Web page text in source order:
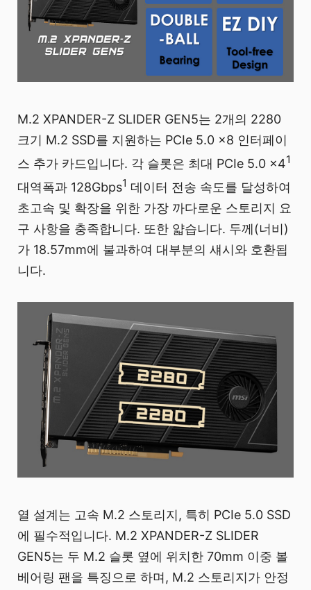
M.2 XPANDER-Z SLIDER GEN5는 2개의 2280
크기 M.2 SSD를 지원하는 PCIe 5.0 x8 인터페이
스 추가 카드입니다. 각 슬롯은 최대 PCIe 5.0 x41
대역폭과 128Gbps1 데이터 전송 속도를 달성하여
초고속 및 확장을 위한 가장 까다로운 스토리지 요
구 사항을 충족합니다. 또한 얇습니다. 두께(너비)
가 18.57mm에 불과하여 대부분의 섀시와 호환됩
니다.
열 설계는 고속 M.2 스토리지, 특히 PCIe 5.0 SSD
에 필수적입니다. M.2 XPANDER-Z SLIDER
GEN5는 두 M.2 슬롯 옆에 위치한 70mm 이중 볼
베어링 팬을 특징으로 하며, M.2 스토리지가 안정